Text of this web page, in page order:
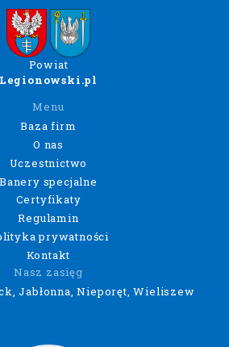
Powiat
Legionowski.pl
Menu
Baza firm
O nas
Uczestnictwo
Banery specjalne
Certyfikaty
Regulamin
prywatności
Kontakt
Nasz zasięg
Jabłonna, Nieporęt, Wieliszew